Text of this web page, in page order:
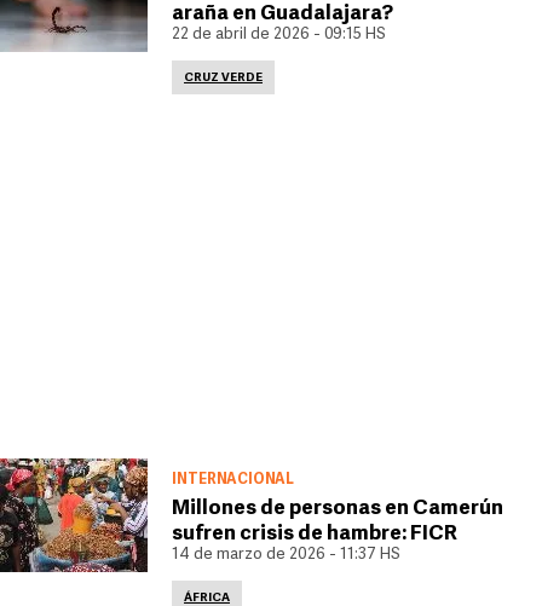
araña en Guadalajara?
22 de abril de 2026 - 09:15 HS
CRUZ VERDE
INTERNACIONAL
Millones de personas en Camerún
sufren crisis de hambre: FICR
14 de marzo de 2026 - 11:37 HS
ÁFRICA